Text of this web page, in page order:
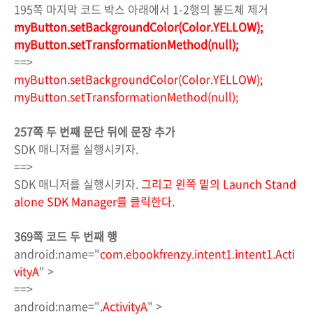
195쪽 마지막 코드 박스 아래에서 1-2행의 볼드체 제거
myButton.setBackgroundColor(Color.YELLOW);
myButton.setTransformationMethod(null);
==>
myButton.setBackgroundColor(Color.YELLOW);
myButton.setTransformationMethod(null);
257쪽 두 번째 문단 뒤에 문장 추가
SDK 매니저를 실행시키자.
==>
SDK 매니저를 실행시키자. 그리고 왼쪽 밑의 Launch Stand
alone SDK Manager를 클릭한다.
369쪽 코드 두 번째 행
android:name="com.ebookfrenzy.intent1.intent1.Acti
vityA" >
==>
android:name=".ActivityA" >